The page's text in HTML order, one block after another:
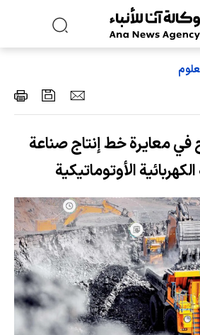
في معايرة خط إنتاج صناعة
الأوتوماتيكية